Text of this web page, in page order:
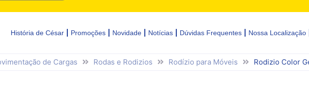
História de César Promoções Novidade Notícias Dúvidas Frequentes Nossa Localização
de Cargas Rodas e Rodizios Rodízio para Móveis Rodizio Color